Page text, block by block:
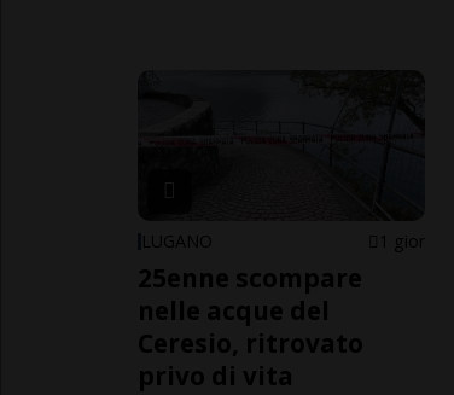
LUGANO 1 gior
25enne scompare
nelle acque del
Ceresio, ritrovato
privo di vita